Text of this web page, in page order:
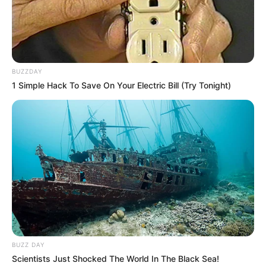
Aku mau senang, mau sehat, bisa kelola stress
dengan baik, mau cantik terus. Amiiin
Foto-foto Sahila Hisyam
1. Berbakat sebagai model, pose-posenya memang selalu
memukau
BUZZDAY
1 Simple Hack To Save On Your Electric Bill (Try Tonight)
BUZZ DAY
Scientists Just Shocked The World In The Black Sea!